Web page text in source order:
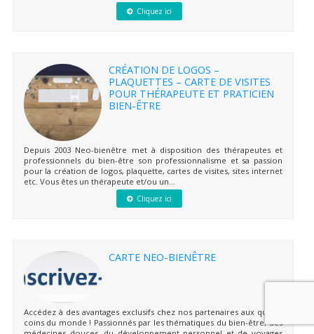
Cliquez ici
CRÉATION DE LOGOS –
PLAQUETTES – CARTE DE VISITES
POUR THÉRAPEUTE ET PRATICIEN
BIEN-ÊTRE
Depuis 2003 Neo-bienêtre met à disposition des thérapeutes et
professionnels du bien-être son professionnalisme et sa passion
pour la création de logos, plaquette, cartes de visites, sites internet
etc. Vous êtes un thérapeute et/ou un...
Cliquez ici
CARTE NEO-BIENÊTRE
Accédez à des avantages exclusifs chez nos partenaires aux quatre
coins du monde ! Passionnés par les thématiques du bien-être, des